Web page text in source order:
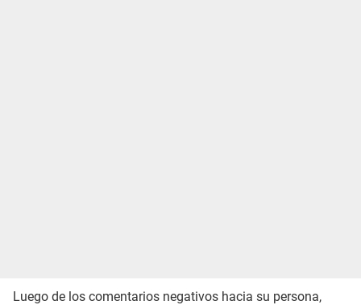
Luego de los comentarios negativos hacia su persona,